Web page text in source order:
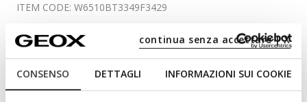
CONSENSO DETTAGLI INFORMAZIONI SUI COOKIE
continua senza accettare | X
ITEM CODE: W6510BT3349F3429
Materials